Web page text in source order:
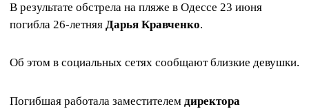
В результате обстрела на пляже в Одессе 23 июня
погибла 26-летняя Дарья Кравченко.
Об этом в социальных сетях сообщают близкие девушки.
Погибшая работала заместителем директора